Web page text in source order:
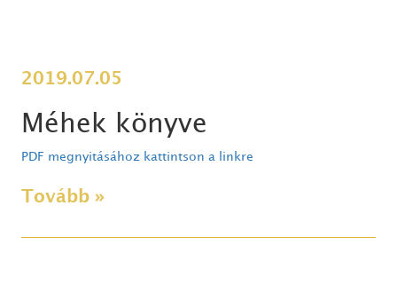
2019.07.05
Méhek könyve
PDF megnyitásához kattintson a linkre
Tovább »